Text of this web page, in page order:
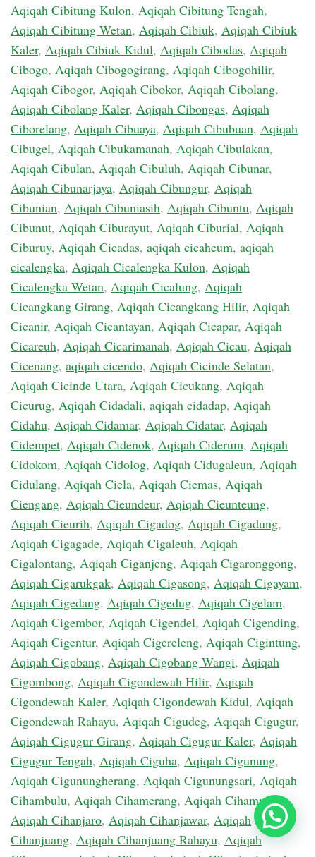
Aqiqah Cibitung Kulon, Aqiqah Cibitung Tengah,
Aqiqah Cibitung Wetan, Aqiqah Cibiuk, Aqiqah Cibiuk
Kaler, Aqiqah Cibiuk Kidul, Aqiqah Cibodas, Aqiqah
Cibogo, Aqiqah Cibogogirang, Aqiqah Cibogohilir,
Aqiqah Cibogor, Aqiqah Cibokor, Aqiqah Cibolang,
Aqiqah Cibolang Kaler, Aqiqah Cibongas, Aqiqah
Ciborelang, Aqiqah Cibuaya, Aqiqah Cibubuan, Aqiqah
Cibugel, Aqiqah Cibukamanah, Aqiqah Cibulakan,
Aqiqah Cibulan, Aqiqah Cibuluh, Aqiqah Cibunar,
Aqiqah Cibunarjaya, Aqiqah Cibungur, Aqiqah
Cibunian, Aqiqah Cibuniasih, Aqiqah Cibuntu, Aqiqah
Cibunut, Aqiqah Ciburayut, Aqiqah Ciburial, Aqiqah
Ciburuy, Aqiqah Cicadas, aqiqah cicaheum, aqiqah
cicalengka, Aqiqah Cicalengka Kulon, Aqiqah
Cicalengka Wetan, Aqiqah Cicalung, Aqiqah
Cicangkang Girang, Aqiqah Cicangkang Hilir, Aqiqah
Cicanir, Aqiqah Cicantayan, Aqiqah Cicapar, Aqiqah
Cicareuh, Aqiqah Cicarimanah, Aqiqah Cicau, Aqiqah
Cicenang, aqiqah cicendo, Aqiqah Cicinde Selatan,
Aqiqah Cicinde Utara, Aqiqah Cicukang, Aqiqah
Cicurug, Aqiqah Cidadali, aqiqah cidadap, Aqiqah
Cidahu, Aqiqah Cidamar, Aqiqah Cidatar, Aqiqah
Cidempet, Aqiqah Cidenok, Aqiqah Ciderum, Aqiqah
Cidokom, Aqiqah Cidolog, Aqiqah Cidugaleun, Aqiqah
Cidulang, Aqiqah Ciela, Aqiqah Ciemas, Aqiqah
Ciengang, Aqiqah Cieundeur, Aqiqah Cieunteung,
Aqiqah Cieurih, Aqiqah Cigadog, Aqiqah Cigadung,
Aqiqah Cigagade, Aqiqah Cigaleuh, Aqiqah
Cigalontang, Aqiqah Ciganjeng, Aqiqah Cigaronggong,
Aqiqah Cigarukgak, Aqiqah Cigasong, Aqiqah Cigayam,
Aqiqah Cigedang, Aqiqah Cigedug, Aqiqah Cigelam,
Aqiqah Cigembor, Aqiqah Cigendel, Aqiqah Cigending,
Aqiqah Cigentur, Aqiqah Cigereleng, Aqiqah Cigintung,
Aqiqah Cigobang, Aqiqah Cigobang Wangi, Aqiqah
Cigombong, Aqiqah Cigondewah Hilir, Aqiqah
Cigondewah Kaler, Aqiqah Cigondewah Kidul, Aqiqah
Cigondewah Rahayu, Aqiqah Cigudeg, Aqiqah Cigugur,
Aqiqah Cigugur Girang, Aqiqah Cigugur Kaler, Aqiqah
Cigugur Tengah, Aqiqah Ciguha, Aqiqah Cigunung,
Aqiqah Cigunungherang, Aqiqah Cigunungsari, Aqiqah
Cihambulu, Aqiqah Cihamerang, Aqiqah Cihampelas,
Aqiqah Cihanjaro, Aqiqah Cihanjawar, Aqiqah
Cihanjuang, Aqiqah Cihanjuang Rahayu, Aqiqah
Chat Sekarang